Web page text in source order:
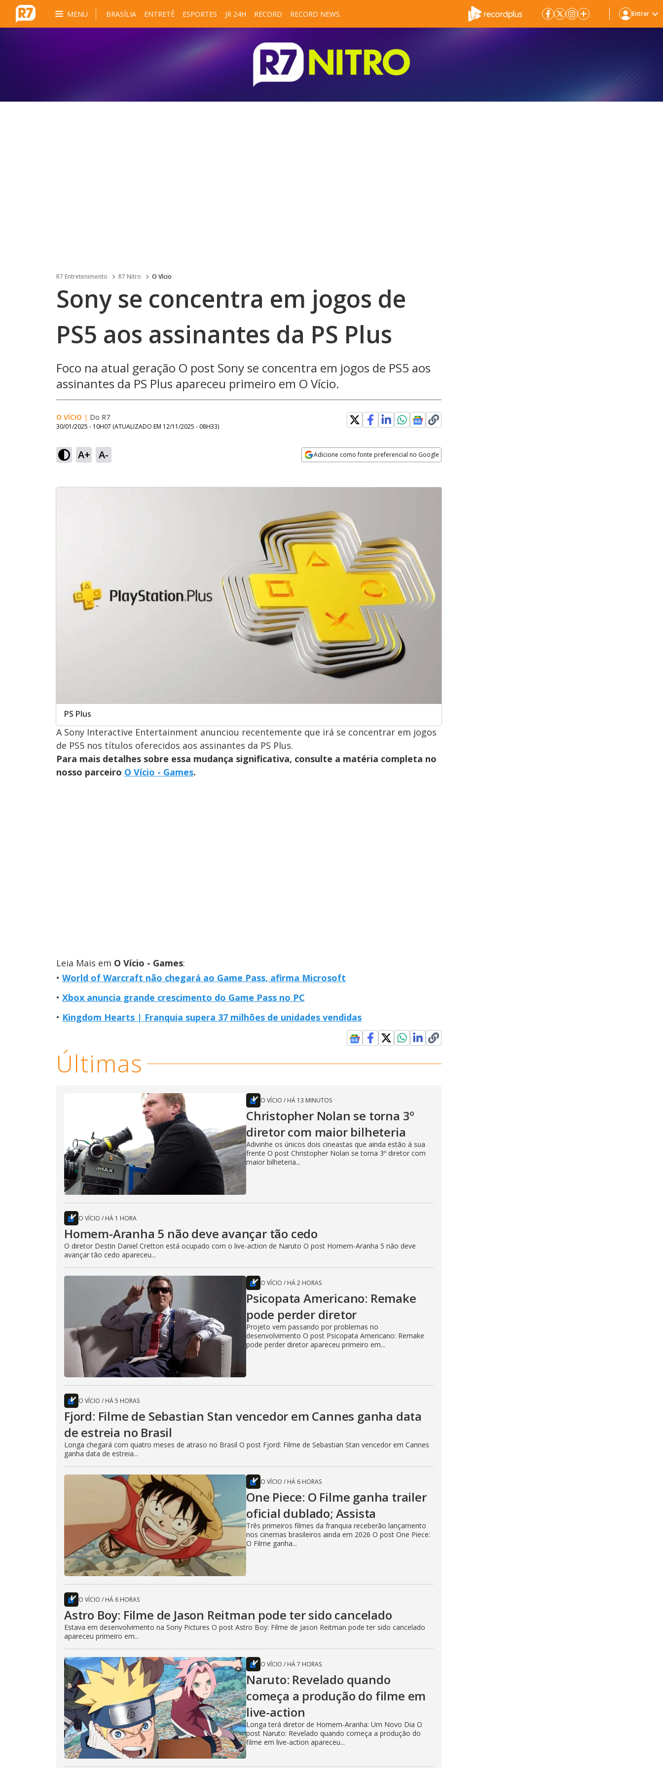
MENU BRASÍLIA ENTRETÊ ESPORTES JR 24H RECORD RECORD NEWS Entrar
R7 Entretenimento R7 Nitro O Vício
Sony se concentra em jogos de
PS5 aos assinantes da PS Plus
Foco na atual geração O post Sony se concentra em jogos de PS5 aos
assinantes da PS Plus apareceu primeiro em O Vício.
O VÍCIO | Do R7
30/01/2025 - 10H07 (ATUALIZADO EM 12/11/2025 - 08H33)
A+ A- Adicione como fonte preferencial no Google
PS Plus
A Sony Interactive Entertainment anunciou recentemente que irá se concentrar em jogos
de PS5 nos títulos oferecidos aos assinantes da PS Plus.
Para mais detalhes sobre essa mudança significativa, consulte a matéria completa no
nosso parceiro O Vício - Games.
Leia Mais em O Vício - Games:
World of Warcraft não chegará ao Game Pass, afirma Microsoft
Xbox anuncia grande crescimento do Game Pass no PC
Kingdom Hearts | Franquia supera 37 milhões de unidades vendidas
Últimas
O VÍCIO / HÁ 13 MINUTOS
Christopher Nolan se torna 3º
diretor com maior bilheteria
Adivinhe os únicos dois cineastas que ainda estão à sua
frente O post Christopher Nolan se torna 3º diretor com
maior bilheteria...
O VÍCIO / HÁ 1 HORA
Homem-Aranha 5 não deve avançar tão cedo
O diretor Destin Daniel Cretton está ocupado com o live-action de Naruto O post Homem-Aranha 5 não deve
avançar tão cedo apareceu...
O VÍCIO / HÁ 2 HORAS
Psicopata Americano: Remake
pode perder diretor
Projeto vem passando por problemas no
desenvolvimento O post Psicopata Americano: Remake
pode perder diretor apareceu primeiro em...
O VÍCIO / HÁ 5 HORAS
Fjord: Filme de Sebastian Stan vencedor em Cannes ganha data
de estreia no Brasil
Longa chegará com quatro meses de atraso no Brasil O post Fjord: Filme de Sebastian Stan vencedor em Cannes
ganha data de estreia...
O VÍCIO / HÁ 6 HORAS
One Piece: O Filme ganha trailer
oficial dublado; Assista
Três primeiros filmes da franquia receberão lançamento
nos cinemas brasileiros ainda em 2026 O post One Piece:
O Filme ganha...
O VÍCIO / HÁ 6 HORAS
Astro Boy: Filme de Jason Reitman pode ter sido cancelado
Estava em desenvolvimento na Sony Pictures O post Astro Boy: Filme de Jason Reitman pode ter sido cancelado
apareceu primeiro em...
O VÍCIO / HÁ 7 HORAS
Naruto: Revelado quando
começa a produção do filme em
live-action
Longa terá diretor de Homem-Aranha: Um Novo Dia O
post Naruto: Revelado quando começa a produção do
filme em live-action apareceu...